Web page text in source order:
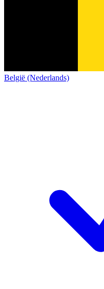
België (Nederlands)